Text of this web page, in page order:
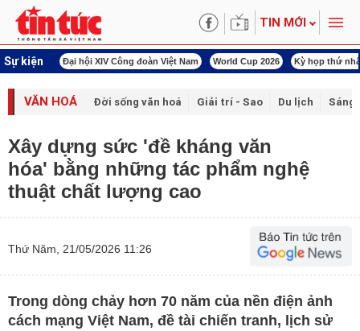
TIN MỚI
Sự kiện
ngày đêm Đại hội XIV Công đoàn Việt Nam World Cup 2026 Kỳ họp thứ
VĂN HOÁ Đời sống văn hoá Giải trí - Sao Du lịch Sáng
Xây dựng sức 'đề kháng văn
hóa' bằng những tác phẩm nghệ
thuật chất lượng cao
Thứ Năm, 21/05/2026 11:26
Trong dòng chảy hơn 70 năm của nền điện ảnh
cách mạng Việt Nam, đề tài chiến tranh, lịch sử